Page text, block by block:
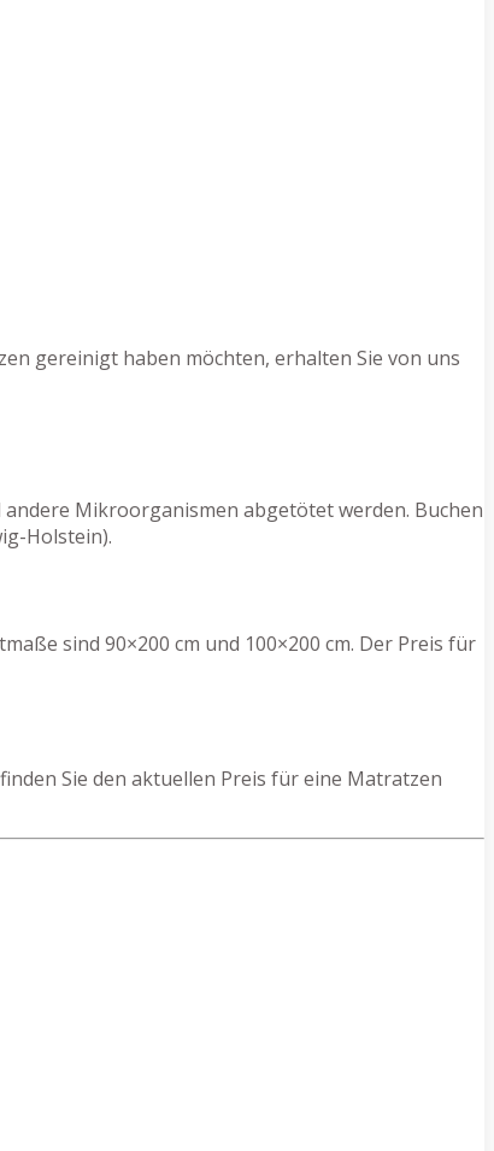
gereinigt haben möchten, erhalten Sie von uns
Mikroorganismen abgetötet werden. Buchen
Holstein).
sind 90×200 cm und 100×200 cm. Der Preis für
Sie den aktuellen Preis für eine Matratzen